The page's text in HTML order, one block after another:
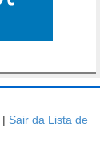
| Sair da Lista de